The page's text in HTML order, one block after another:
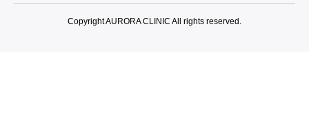
Copyright AURORA CLINIC All rights reserved.